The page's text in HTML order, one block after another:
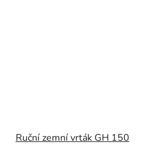
Ruční zemní vrták GH 150